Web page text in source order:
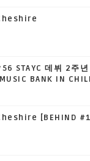
STAYC 데뷔 2주
BANK IN
[BEHIND